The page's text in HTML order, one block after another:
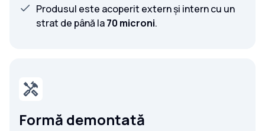
Produsul este acoperit extern și intern cu un
strat de până la70 microni.
Formă demontată